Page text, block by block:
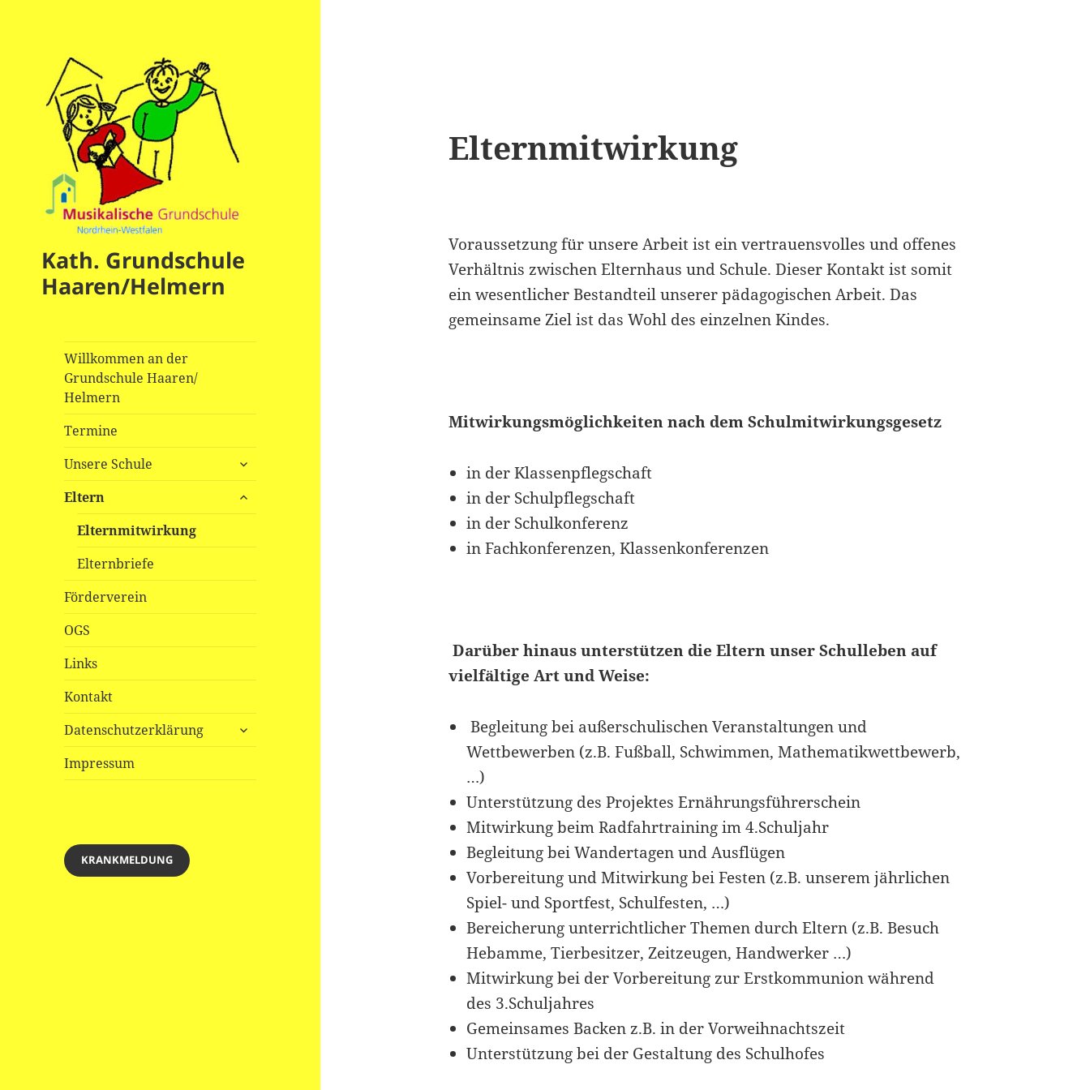
Kath. Grundschule
Haaren/Helmern
Willkommen an der
Grundschule Haaren/
Helmern
Termine
Unsere Schule
untermenü
Eltern
untermenü
Elternmitwirkung
Elternbriefe
Förderverein
OGS
Links
Kontakt
Datenschutzerklärung
untermenü
Impressum
KRANKMELDUNG
Elternmitwirkung
Voraussetzung für unsere Arbeit ist ein vertrauensvolles und offenes
Verhältnis zwischen Elternhaus und Schule. Dieser Kontakt ist somit
ein wesentlicher Bestandteil unserer pädagogischen Arbeit. Das
gemeinsame Ziel ist das Wohl des einzelnen Kindes.
Mitwirkungsmöglichkeiten nach dem Schulmitwirkungsgesetz
in der Klassenpflegschaft
in der Schulpflegschaft
in der Schulkonferenz
in Fachkonferenzen, Klassenkonferenzen
Darüber hinaus unterstützen die Eltern unser Schulleben auf
vielfältige Art und Weise:
Begleitung bei außerschulischen Veranstaltungen und
Wettbewerben (z.B. Fußball, Schwimmen, Mathematikwettbewerb,
…)
Unterstützung des Projektes Ernährungsführerschein
Mitwirkung beim Radfahrtraining im 4.Schuljahr
Begleitung bei Wandertagen und Ausflügen
Vorbereitung und Mitwirkung bei Festen (z.B. unserem jährlichen
Spiel- und Sportfest, Schulfesten, …)
Bereicherung unterrichtlicher Themen durch Eltern (z.B. Besuch
Hebamme, Tierbesitzer, Zeitzeugen, Handwerker …)
Mitwirkung bei der Vorbereitung zur Erstkommunion während
des 3.Schuljahres
Gemeinsames Backen z.B. in der Vorweihnachtszeit
Unterstützung bei der Gestaltung des Schulhofes